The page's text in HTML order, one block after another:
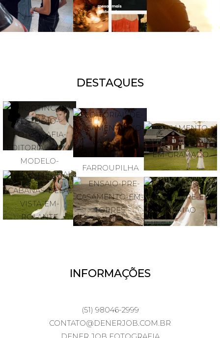
DESTAQUES
INFORMAÇÕES
(51) 98046-2999
CONTATO@DENERJOB.COM.BR